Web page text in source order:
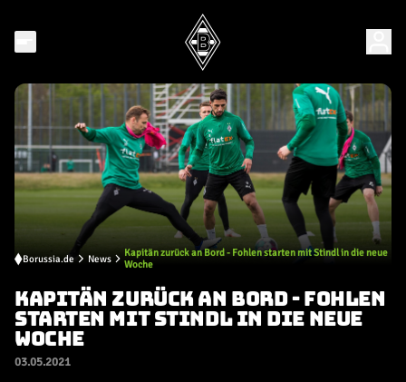
Borussia.de News
Kapitän zurück an Bord - Fohlen starten mit Stindl in die neue
Woche
KAPITÄN ZURÜCK AN BORD - FOHLEN
STARTEN MIT STINDL IN DIE NEUE
WOCHE
03.05.2021